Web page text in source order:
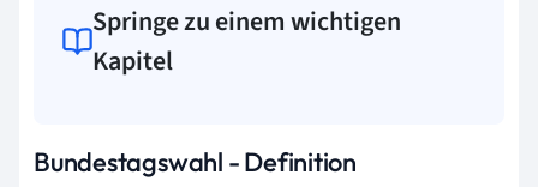
Springe zu einem wichtigen
Kapitel
Bundestagswahl - Definition